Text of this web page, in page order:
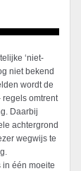
‘niet-
niet bekend
wordt de
regels omtrent
Daarbij
achtergrond
wegwijs te
in één moeite